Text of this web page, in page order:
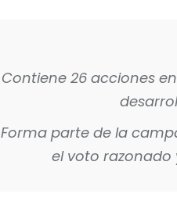
Contiene 26 acciones
Forma parte de la
el voto